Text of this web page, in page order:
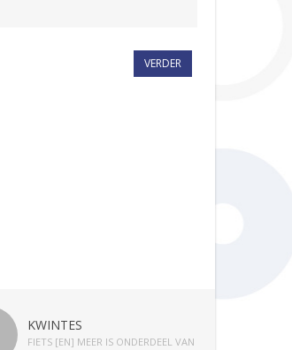
VERDER
KWINTES
FIETS [EN] MEER IS ONDERDEEL VAN